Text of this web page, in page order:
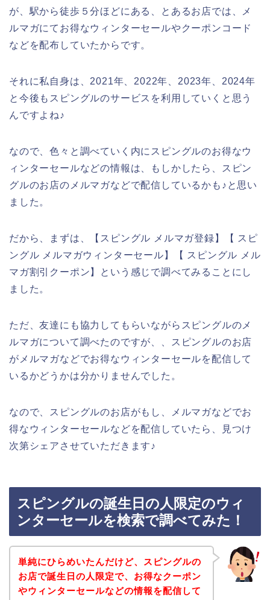
が、駅から徒歩５分ほどにある、とあるお店では、メ
ルマガにてお得なウィンターセールやクーポンコード
などを配布していたからです。
それに私自身は、2021年、2022年、2023年、2024年
と今後もスピングルのサービスを利用していくと思う
んですよね♪
なので、色々と調べていく内にスピングルのお得なウ
ィンターセールなどの情報は、もしかしたら、スピン
グルのお店のメルマガなどで配信しているかも♪と思い
ました。
だから、まずは、【スピングル メルマガ登録】【 スピ
ングル メルマガウィンターセール】【 スピングル メル
マガ割引クーポン】という感じで調べてみることにし
ました。
ただ、友達にも協力してもらいながらスピングルのメ
ルマガについて調べたのですが、、スピングルのお店
がメルマガなどでお得なウィンターセールを配信して
いるかどうかは分かりませんでした。
なので、スピングルのお店がもし、メルマガなどでお
得なウィンターセールなどを配信していたら、見つけ
次第シェアさせていただきます♪
スピングルの誕生日の人限定のウィ
ンターセールを検索で調べてみた！
単純にひらめいたんだけど、スピングルの
お店で誕生日の人限定で、お得なクーポン
やウィンターセールなどの情報を配信して